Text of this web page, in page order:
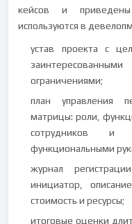
кейсов и
используются в
устав проекта с
ограничениями;
план управления
матрицы: роли,
сотрудников и
функциональными
журнал
инициатор,
стоимость и ресурсы;
итоговые оценки